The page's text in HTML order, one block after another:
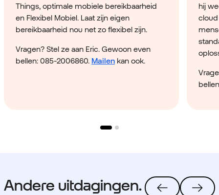
Things, optimale mobiele bereikbaarheid
en Flexibel Mobiel. Laat zijn eigen
bereikbaarheid nou net zo flexibel zijn.
Vragen? Stel ze aan Eric. Gewoon even
bellen: 085-2006860. Mailen kan ook.
hij
Andere uitdagingen.